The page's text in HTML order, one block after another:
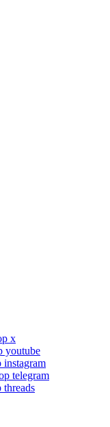
x
youtube
instagram
telegram
threads